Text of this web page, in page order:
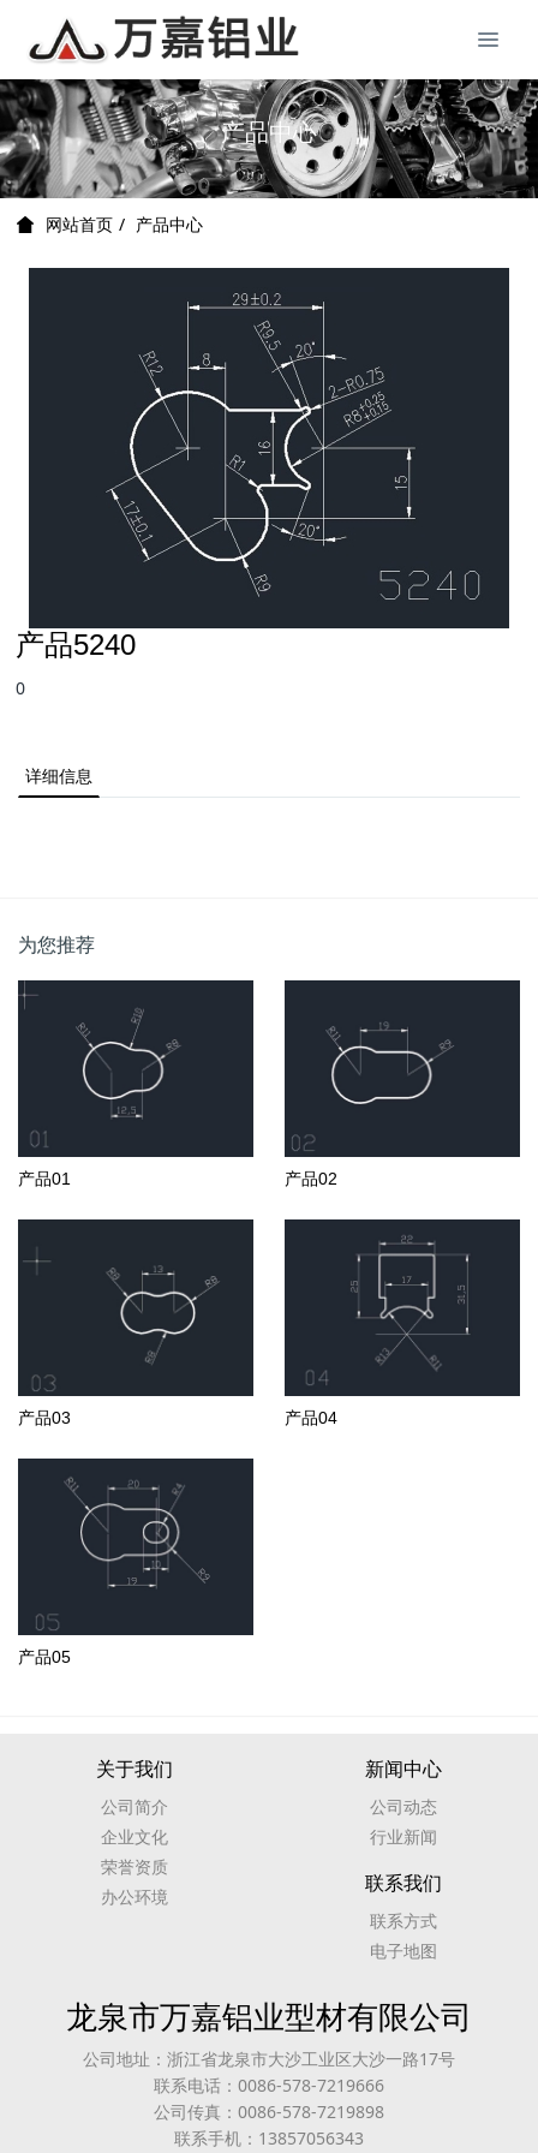
产品中心
网站首页 产品中心
产品5240
0
详细信息
为您推荐
产品01 产品02
产品03 产品04
产品05
关于我们
公司简介
企业文化
荣誉资质
办公环境
新闻中心
公司动态
行业新闻
联系我们
联系方式
电子地图
龙泉市万嘉铝业型材有限公司
公司地址：浙江省龙泉市大沙工业区大沙一路17号
联系电话：0086-578-7219666
公司传真：0086-578-7219898
联系手机：13857056343